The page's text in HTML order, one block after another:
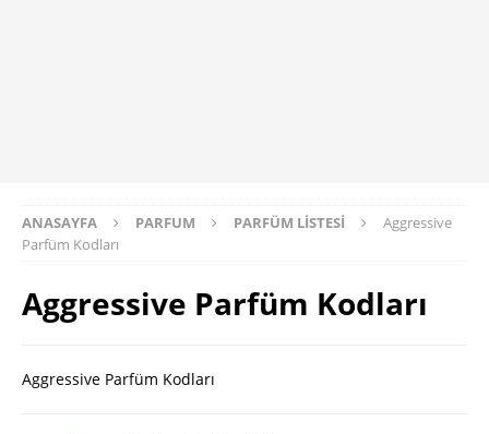
ANASAYFA PARFUM PARFÜM LISTESI
Aggressive
Parfüm Kodları
Aggressive Parfüm Kodları
Aggressive Parfüm Kodları